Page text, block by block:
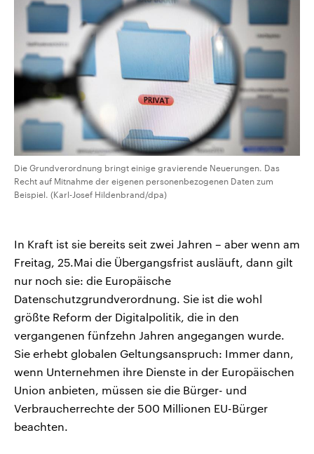
Die Grundverordnung bringt einige gravierende Neuerungen. Das
Recht auf Mitnahme der eigenen personenbezogenen Daten zum
Beispiel. (Karl-Josef Hildenbrand/dpa)
In Kraft ist sie bereits seit zwei Jahren – aber wenn am
Freitag, 25.Mai die Übergangsfrist ausläuft, dann gilt
nur noch sie: die Europäische
Datenschutzgrundverordnung. Sie ist die wohl
größte Reform der Digitalpolitik, die in den
vergangenen fünfzehn Jahren angegangen wurde.
Sie erhebt globalen Geltungsanspruch: Immer dann,
wenn Unternehmen ihre Dienste in der Europäischen
Union anbieten, müssen sie die Bürger- und
Verbraucherrechte der 500 Millionen EU-Bürger
beachten.